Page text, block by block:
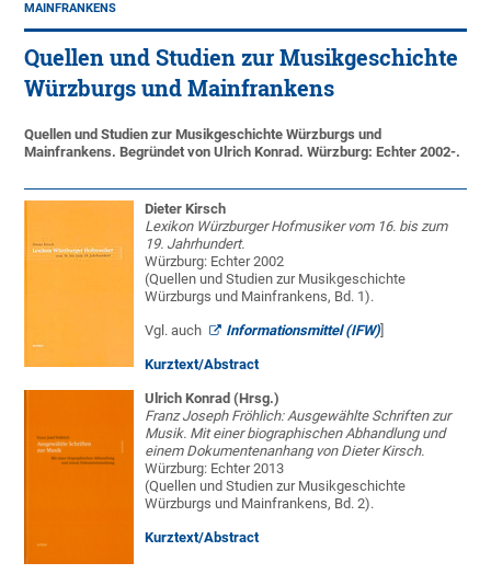
MAINFRANKENS
Quellen und Studien zur Musikgeschichte
Würzburgs und Mainfrankens
Quellen und Studien zur Musikgeschichte Würzburgs und
Mainfrankens. Begründet von Ulrich Konrad. Würzburg: Echter 2002-.
Dieter Kirsch
Lexikon Würzburger Hofmusiker vom 16. bis zum
19. Jahrhundert.
Würzburg: Echter 2002
(Quellen und Studien zur Musikgeschichte
Würzburgs und Mainfrankens, Bd. 1).
Vgl. auch Informationsmittel (IFW)
Kurztext/Abstract
Ulrich Konrad (Hrsg.)
Franz Joseph Fröhlich: Ausgewählte Schriften zur
Musik. Mit einer biographischen Abhandlung und
einem Dokumentenanhang von Dieter Kirsch.
Würzburg: Echter 2013
(Quellen und Studien zur Musikgeschichte
Würzburgs und Mainfrankens, Bd. 2).
Kurztext/Abstract